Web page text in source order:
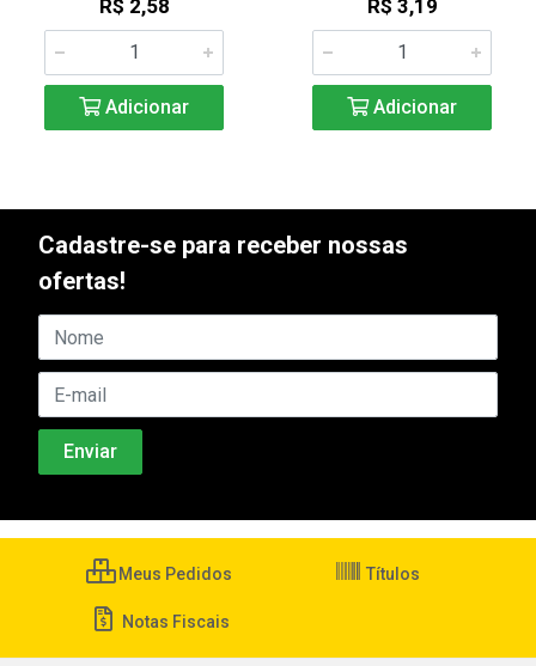
R$ 2,58
Adicionar
R$ 3,19
Adicionar
Cadastre-se para receber nossas
ofertas!
Meus Pedidos Títulos
Notas Fiscais